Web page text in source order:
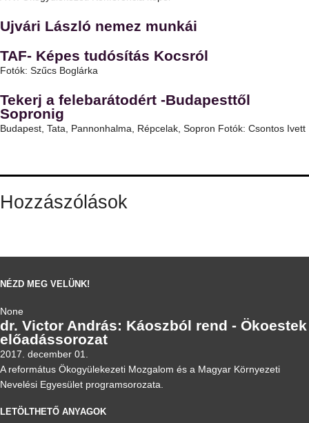
Ujvári László nemez munkái
TAF- Képes tudósítás Kocsról
Fotók: Szűcs Boglárka
Tekerj a felebarátodért -Budapesttől
Sopronig
Budapest, Tata, Pannonhalma, Répcelak, Sopron Fotók: Csontos Ivett
Hozzászólások
NÉZD MEG VELÜNK!
None
dr. Victor András: Káoszból rend - Ökoestek
előadássorozat
2017. december 01.
A református Ökogyülekezeti Mozgalom és a Magyar Környezeti
Nevelési Egyesület programsorozata.
LETÖLTHETŐ ANYAGOK